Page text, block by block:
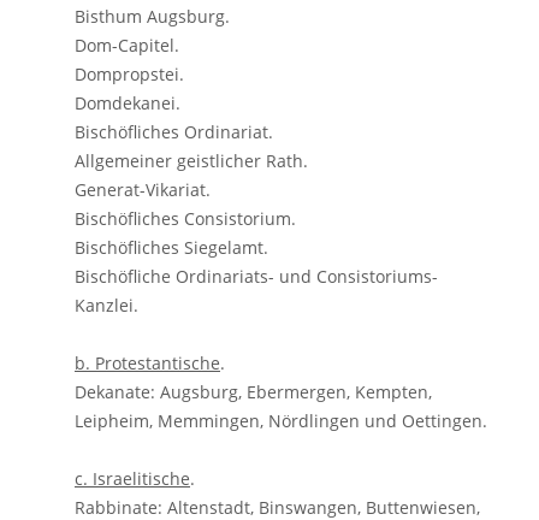
Bisthum Augsburg.
Dom-Capitel.
Dompropstei.
Domdekanei.
Bischöfliches Ordinariat.
Allgemeiner geistlicher Rath.
Generat-Vikariat.
Bischöfliches Consistorium.
Bischöfliches Siegelamt.
Bischöfliche Ordinariats- und Consistoriums-
Kanzlei.
b. Protestantische.
Dekanate: Augsburg, Ebermergen, Kempten,
Leipheim, Memmingen, Nördlingen und Oettingen.
c. Israelitische.
Rabbinate: Altenstadt, Binswangen, Buttenwiesen,